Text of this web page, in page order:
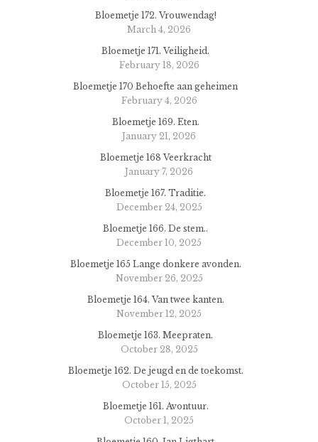
Bloemetje 172. Vrouwendag!
March 4, 2026
Bloemetje 171. Veiligheid.
February 18, 2026
Bloemetje 170 Behoefte aan geheimen
February 4, 2026
Bloemetje 169. Eten.
January 21, 2026
Bloemetje 168 Veerkracht
January 7, 2026
Bloemetje 167. Traditie.
December 24, 2025
Bloemetje 166. De stem..
December 10, 2025
Bloemetje 165 Lange donkere avonden.
November 26, 2025
Bloemetje 164. Van twee kanten.
November 12, 2025
Bloemetje 163. Meepraten.
October 28, 2025
Bloemetje 162. De jeugd en de toekomst.
October 15, 2025
Bloemetje 161. Avontuur.
October 1, 2025